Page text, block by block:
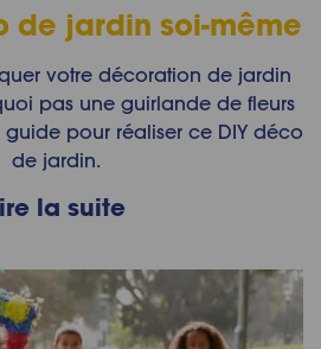
de jardin soi-même
votre décoration de jardin
pas une guirlande de fleurs
guide pour réaliser ce DIY déco
de jardin.
la suite